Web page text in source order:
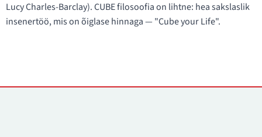
Lucy Charles-Barclay). CUBE filosoofia on lihtne: hea sakslaslik
insenertöö, mis on õiglase hinnaga — "Cube your Life".